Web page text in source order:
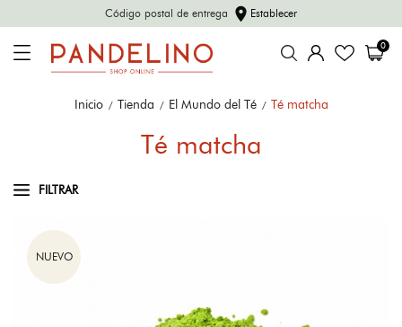
Código postal de entrega location_on Establecer
0
Inicio Tienda El Mundo del Té Té matcha
Té matcha
FILTRAR
NUEVO